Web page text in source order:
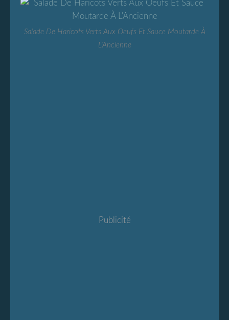
Salade De Haricots Verts Aux Oeufs Et Sauce Moutarde À
L'Ancienne
Publicité